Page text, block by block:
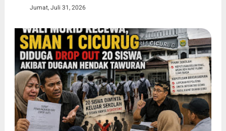
Jumat, Juli 31, 2026